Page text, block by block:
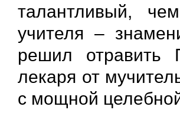
талантливый,
учителя –
решил отравить
лекаря от
с мощной